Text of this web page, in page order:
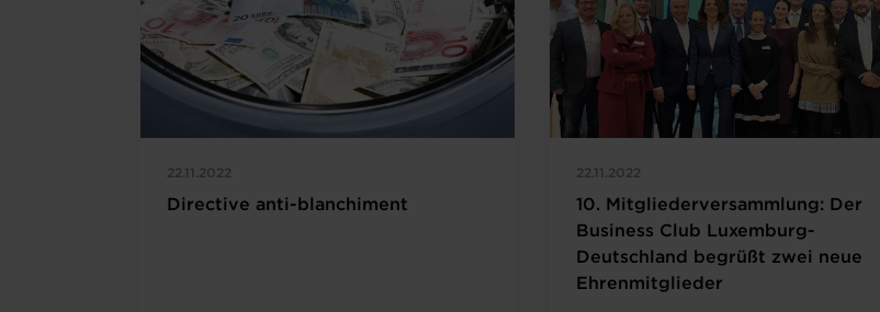
22.11.2022
Directive anti-blanchiment
22.11.2022
10. Mitgliederversammlung: Der
Business Club Luxemburg-
Deutschland begrüßt zwei neue
Ehrenmitglieder